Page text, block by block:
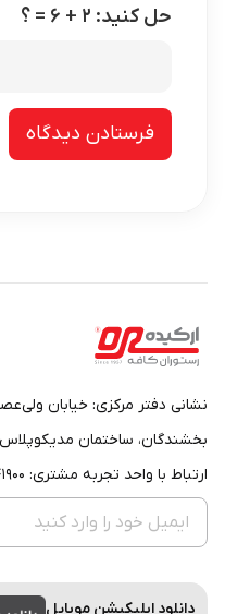
حل کنید: ۲ + ۶ = ؟
نشانی دفتر مرکزی: خیابان
بخشندگان، ساختمان
ارتباط با واحد تجربه مشتری: ۰۹۱۲۳۱۴۱۹۰۰
دانلود اپلیکیشن موبایل